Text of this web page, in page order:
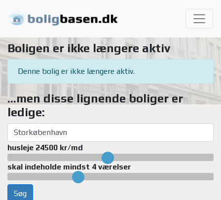
Boligen er ikke længere aktiv
Denne bolig er ikke længere aktiv.
...men disse lignende boliger er
ledige:
husleje 24500 kr/md
skal indeholde mindst 4 værelser
Søg